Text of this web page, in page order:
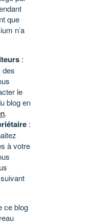
que
n’a
:
des
le
blog en
.
:
à votre
ce blog